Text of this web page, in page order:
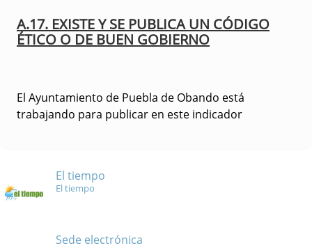
A.17. EXISTE Y SE PUBLICA UN CÓDIGO
ÉTICO O DE BUEN GOBIERNO
El Ayuntamiento de Puebla de Obando está
trabajando para publicar en este indicador
El tiempo
El tiempo
Sede electrónica